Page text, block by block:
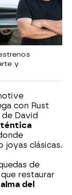
y
con Rust
David
joyas clásicas.
de
restaurar
del